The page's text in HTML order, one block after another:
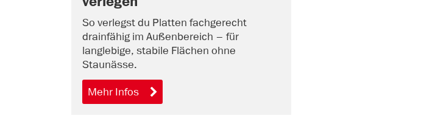
So verlegst du Platten fachgerecht
drainfähig im Außenbereich – für
langlebige, stabile Flächen ohne
Staunässe.
Mehr Infos